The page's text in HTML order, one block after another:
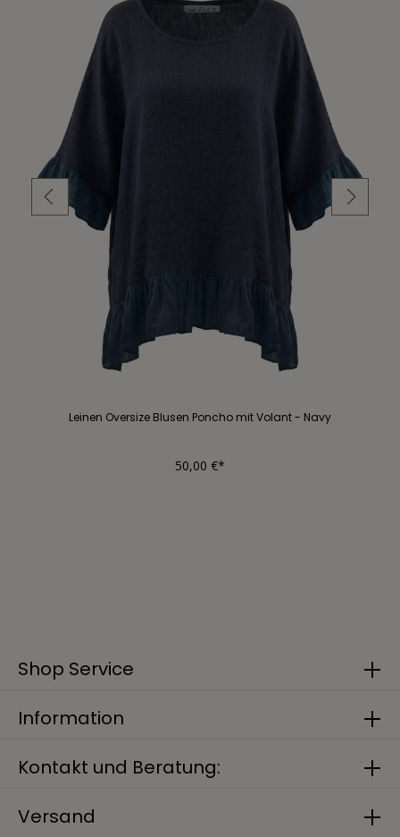
Leinen Oversize Blusen Poncho mit Volant - Navy
50,00 €*
Kontakt und Beratung:
Versand
Shop Service
Information